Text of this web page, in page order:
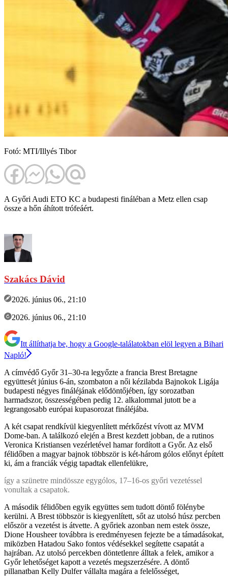
Fotó: MTI/Illyés Tibor
A Győri Audi ETO KC a budapesti fináléban a Metz ellen csap
össze a hőn áhított trófeáért.
Szakács Dávid
2026. június 06., 21:10
2026. június 06., 21:10
Itt állíthatja be, hogy a Google-találatokban elöl legyen a Bihari
Napló!
A címvédő Győr 31–30-ra legyőzte a francia Brest Bretagne
együttesét június 6-án, szombaton a női kézilabda Bajnokok Ligája
budapesti négyes fináléjának elődöntőjében, így sorozatban
harmadszor, összességében pedig 12. alkalommal jutott be a
legrangosabb európai kupasorozat fináléjába.
A két csapat rendkívül kiegyenlített mérkőzést vívott az MVM
Dome-ban. A találkozó elején a Brest kezdett jobban, de a rutinos
Veronica Kristiansen vezérletével hamar fordított a Győr. Az első
félidőben a magyar bajnok többször is két-három gólos előnyt épített
ki, ám a franciák végig tapadtak ellenfelükre,
így a szünetre mindössze egygólos, 17–16-os győri vezetéssel
vonultak a csapatok.
A második félidőben egyik együttes sem tudott döntő fölénybe
kerülni. A Brest többször is kiegyenlített, sőt az utolsó húsz percben
először a vezetést is átvette. A győriek azonban nem estek össze,
Dione Housheer továbbra is eredményesen fejezte be a támadásokat,
miközben Hatadou Sako fontos védésekkel segítette csapatát a
hajrában. Az utolsó percekben döntetlenre álltak a felek, amikor a
Győr lehetőséget kapott a vezetés megszerzésére. A döntő
pillanatban Kelly Dulfer vállalta magára a felelősséget,